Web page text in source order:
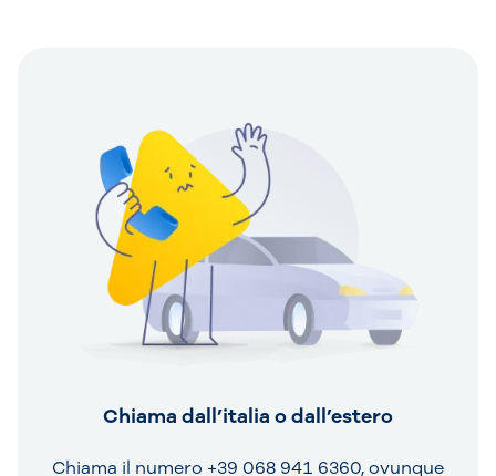
Chiama dall’italia o dall’estero
Chiama il numero +39 068 941 6360, ovunque